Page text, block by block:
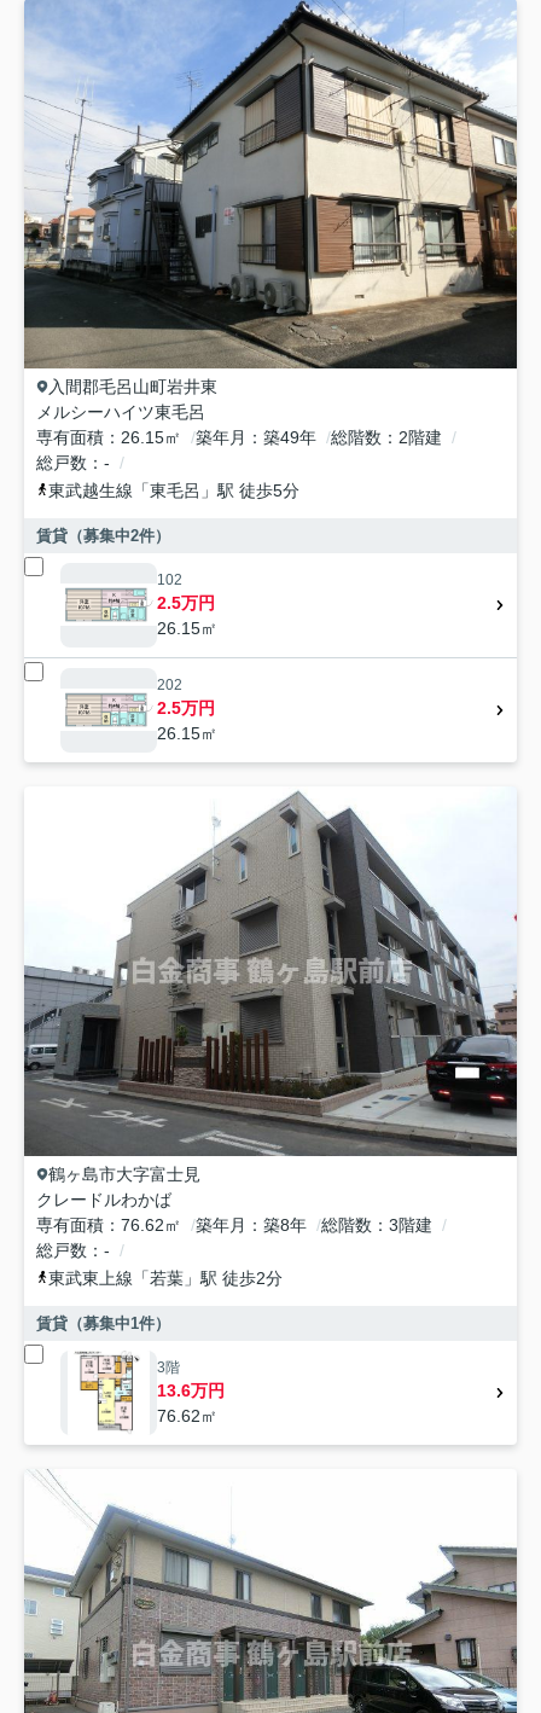
入間郡毛呂山町岩井東
メルシーハイツ東毛呂
専有面積
26.15㎡ 築年月 築49年 総階数
2階建
総戸数
-
東武越生線 「東毛呂 」駅 徒歩5分
賃貸（募集中2件）
102
2.5万円
26.15㎡
202
2.5万円
26.15㎡
鶴ヶ島市大字富士見
クレードルわかば
専有面積
76.62㎡ 築年月 築8年 総階数
3階建
総戸数
-
東武東上線 「若葉 」駅 徒歩2分
賃貸（募集中1件）
3階
13.6万円
76.62㎡